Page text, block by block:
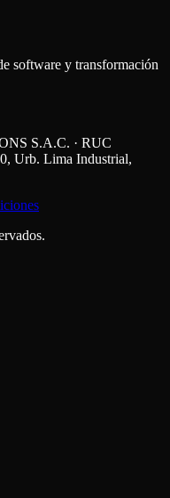
software y transformación
S.A.C. · RUC
Urb. Lima Industrial,